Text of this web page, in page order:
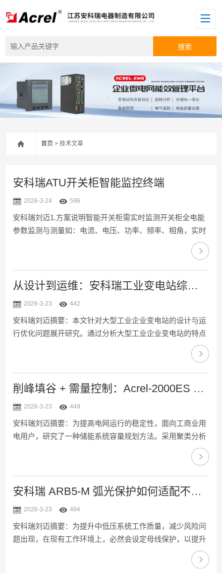
首页 > 技术文章
安科瑞ATU开关柜智能监控终端
2026-3-24 596
安科瑞刘迈1.方案说明智能开关柜需实时监测开关柜全电能
参数监测与测量如：电流、电压、功率、频率、相角，实时
记录电能参数告警事件，开关柜环境监测与控制如：环境温
度、环境湿度、断路器动态指示、人体感应、语音防误、高
压带电显示等，柜内关键元器件老化程度预先感知告警如：
避雷器、绝缘子、电缆绝缘程度。实时监测主要电气接触点
实时监测电缆绝缘水平、柜体局部放电异常变化。因此为实
现智能开关柜立体化监测，需配置ATU开关柜智能监控终端
集中采集...
从设计到运维：安科瑞工业变电站综合自动化系统实施全流程
2026-3-23 442
安科瑞刘迈摘要：本文针对大型工业企业变电站的设计与运
行优化问题展开研究。通过分析大型工业企业变电站的特点
和功能，探讨了变电站的选址、设备选型、自动化系统设计
等关键环节。同时，对变电站的运行管理模式、维护策略和
能效优化方法进行了深入分析。研究表明，科学合理的变电
站设计和运行优化能够显著提高供电可靠性、降低运营成
型工业企业变电站的规划建设和运营管理提供了理论指导和
实践参考。关键词：大型工业企业；变电站设计；运行优
化；自动化系统；...
削峰填谷 + 需量控制：Acrel-2000ES 储能管理平台核心功能
2026-3-23 449
安科瑞刘迈摘要：为提高电网运行的稳定性，面向工商业用
电用户，研究了一种储能系统容量规划方法。采用聚类分析
方法对工商业用户的用电特征进行辨识，根据储能系统的供
电模式构建储能系统容量规划的目标，并在主、备用电池容
量规划的约束条件下优化目标，根据计算的目标结果得到容
量规划方案。为检测模型的容量规划效果，根据某地工商业
划后，实验组峰谷之间的差值比对照组高31.93%，表明所设
计的储能系统容量规划方法优化程度更显著，提高了储存电
能的利...
安科瑞 ARB5-M 弧光保护如何适配不同母线场景？选型指南
2026-3-23 484
安科瑞刘迈摘要：为提升中低压系统工作质量，减少风险问
题出现，在现有工作环境上，必然会设定母线保护，以提升
其工作的有效性。但是在实际的运行操作现状中分析可知，
中低压母线的故障必然会导致变压器以及母线开关设备的安